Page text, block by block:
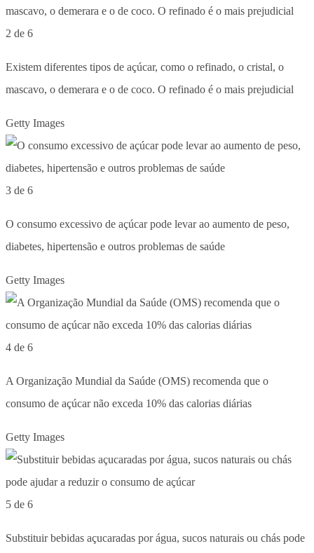
2 de 6
Existem diferentes tipos de açúcar, como o refinado, o cristal, o
mascavo, o demerara e o de coco. O refinado é o mais prejudicial
Getty Images
3 de 6
O consumo excessivo de açúcar pode levar ao aumento de peso,
diabetes, hipertensão e outros problemas de saúde
Getty Images
4 de 6
A Organização Mundial da Saúde (OMS) recomenda que o
consumo de açúcar não exceda 10% das calorias diárias
Getty Images
5 de 6
Substituir bebidas açucaradas por água, sucos naturais ou chás pode